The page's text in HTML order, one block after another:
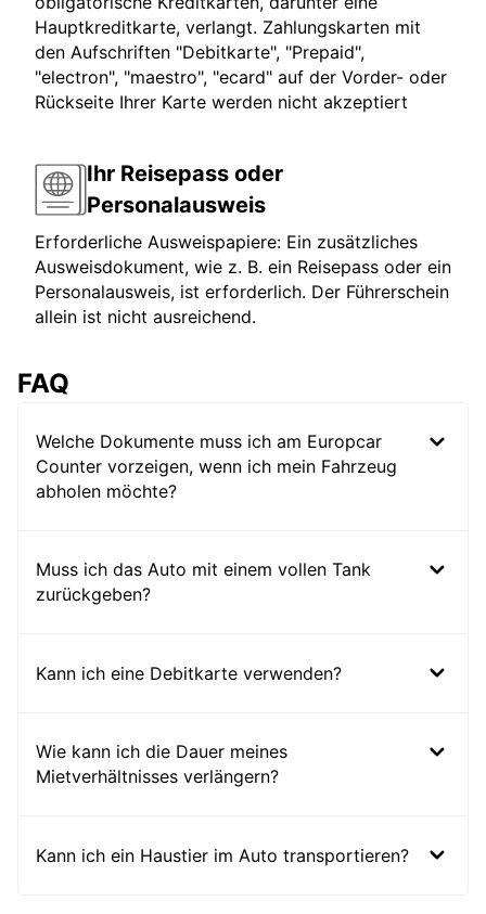
Hauptkreditkarte, verlangt. Zahlungskarten mit
den Aufschriften "Debitkarte", "Prepaid",
"electron", "maestro", "ecard" auf der Vorder- oder
Rückseite Ihrer Karte werden nicht akzeptiert
Ihr Reisepass oder
Personalausweis
Erforderliche Ausweispapiere: Ein zusätzliches
Ausweisdokument, wie z. B. ein Reisepass oder ein
Personalausweis, ist erforderlich. Der Führerschein
allein ist nicht ausreichend.
FAQ
Welche Dokumente muss ich am Europcar
Counter vorzeigen, wenn ich mein Fahrzeug
abholen möchte?
Muss ich das Auto mit einem vollen Tank
zurückgeben?
Kann ich eine Debitkarte verwenden?
Wie kann ich die Dauer meines
Mietverhältnisses verlängern?
Kann ich ein Haustier im Auto transportieren?